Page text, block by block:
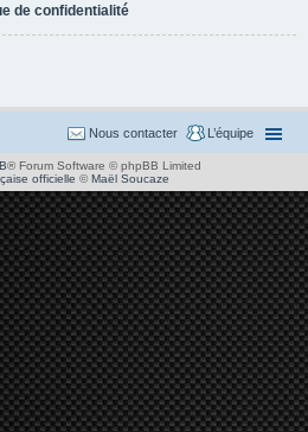
de confidentialité
L’équipe
Nous contacter
® Forum Software © phpBB Limited
officielle ©Maël Soucaze